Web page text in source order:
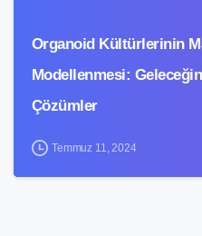
Organoid Kültürlerinin
Modellenmesi:
Çözümler
Temmuz 11, 2024